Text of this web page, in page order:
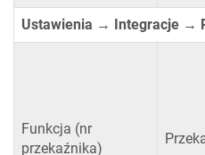
Ustawienia → Integracje →
Funkcja (nr
przekaźnika)